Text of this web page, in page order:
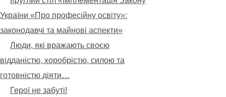
України «Про професійну освіту»:
законодавчі та майнові аспекти»
Люди, які вражають своєю
відданістю, хоробрістю, силою та
готовністю діяти…
Герої не забуті!